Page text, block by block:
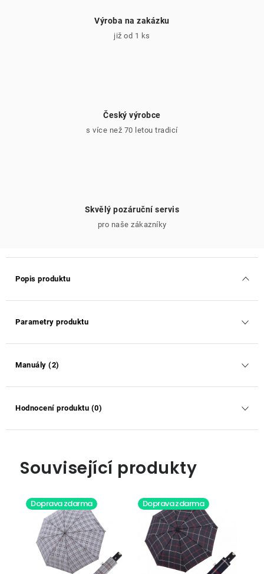
Výroba na zakázku
již od 1 ks
Český výrobce
s více než 70 letou tradicí
Skvělý pozáruční servis
pro naše zákazníky
Popis produktu
Parametry produktu
Manuály (2)
Hodnocení produktu (0)
Související produkty
Doprava zdarma Doprava zdarma